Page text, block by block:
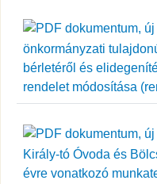
önkormányzati
bérletéről és
rendelet módosítása
Király-tó Óvoda és
évre vonatkozó